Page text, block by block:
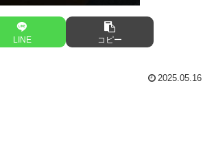
LINE コピー
2025.05.16